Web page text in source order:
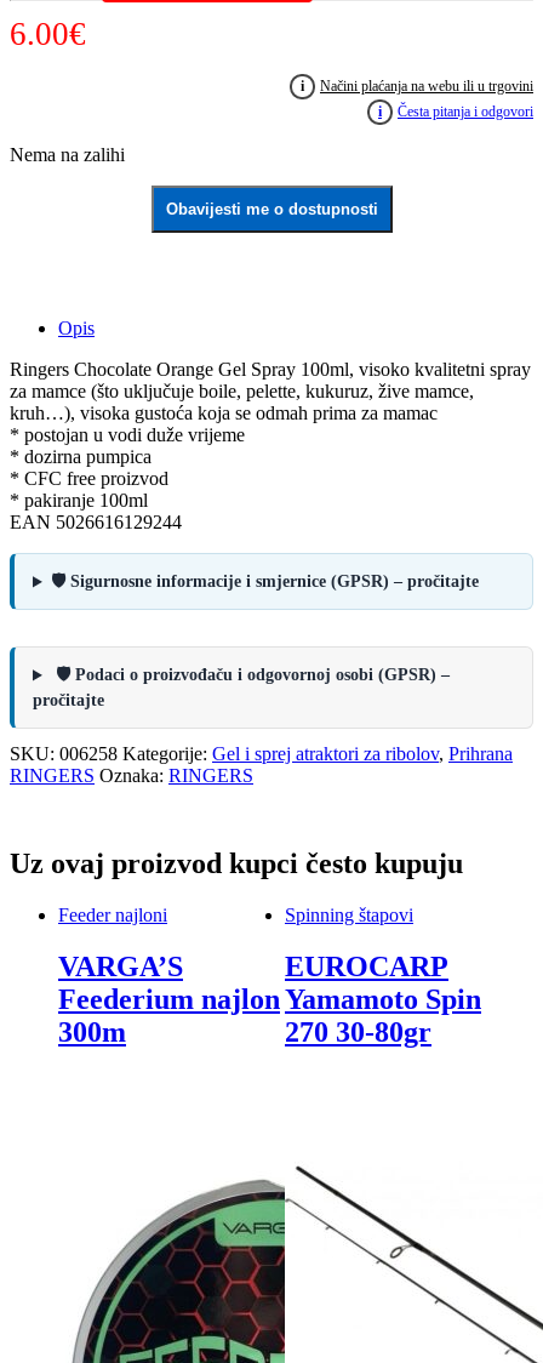
6.00€
i
Načini plaćanja na webu ili u trgovini
i
Česta pitanja i odgovori
Nema na zalihi
Obavijesti me o dostupnosti
Opis
Ringers Chocolate Orange Gel Spray 100ml, visoko kvalitetni spray
za mamce (što uključuje boile, pelette, kukuruz, žive mamce,
kruh…), visoka gustoća koja se odmah prima za mamac
* postojan u vodi duže vrijeme
* dozirna pumpica
* CFC free proizvod
* pakiranje 100ml
EAN 5026616129244
🛡️ Sigurnosne informacije i smjernice (GPSR) – pročitajte
🛡️ Podaci o proizvođaču i odgovornoj osobi (GPSR) –
pročitajte
SKU: 006258 Kategorije: Gel i sprej atraktori za ribolov, Prihrana
RINGERS Oznaka: RINGERS
Uz ovaj proizvod kupci često kupuju
Feeder najloni
VARGA’S
Feederium najlon
300m
Spinning štapovi
EUROCARP
Yamamoto Spin
270 30-80gr